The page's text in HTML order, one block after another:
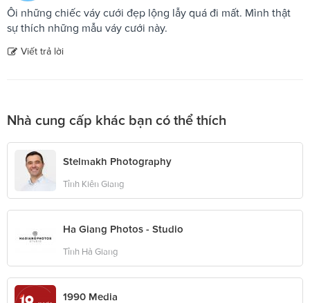
Ôi những chiếc váy cưới đẹp lộng lẫy quá đi mất. Mình thật
sự thích những mẫu váy cưới này.
Viết trả lời
Nhà cung cấp khác bạn có thể thích
Stelmakh Photography
Tỉnh Kiên Giang
Ha Giang Photos - Studio
Tỉnh Hà Giang
1990 Media